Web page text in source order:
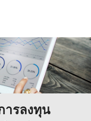
ารลงทุน